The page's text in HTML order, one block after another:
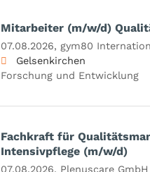
Mitarbeiter (m/w/d)
07.08.2026, gym80
Gelsenkirchen
Forschung und Entwicklung
Fachkraft für
Intensivpflege (m/w/d)
07.08.2026, Plenuscare GmbH